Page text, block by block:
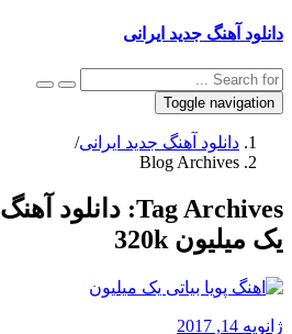
دانلود آهنگ جدید ایرانی
Toggle navigation
دانلود آهنگ جدید ایرانی/
Blog Archives
Tag Archives: دانلود
یک میلیون 320k
ژانویه 14, 2017